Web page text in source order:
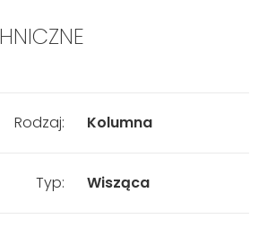
Rodzaj: Kolumna
Typ: Wisząca